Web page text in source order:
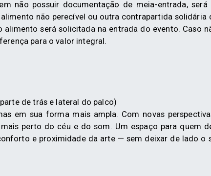
não possuir documentação de meia-entrada,
não perecível ou outra contrapartida solidária
será solicitada na entrada do evento. Caso
para o valor integral.
de trás e lateral do palco)
em sua forma mais ampla. Com novas
perto do céu e do som. Um espaço para quem
e proximidade da arte — sem deixar de lado o